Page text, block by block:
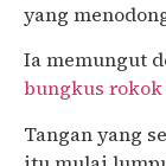
yang
Ia memungut
bungkus rokok
Tangan yang